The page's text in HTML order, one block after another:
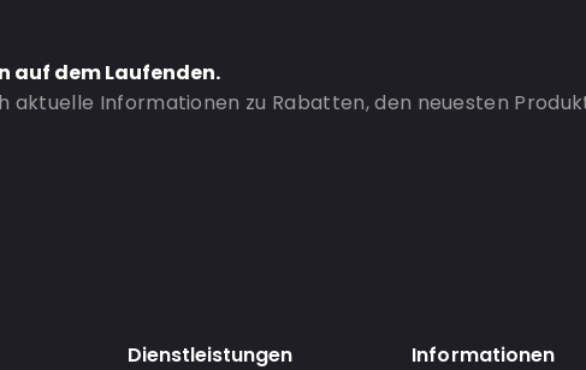
auf dem Laufenden.
aktuelle Informationen zu Rabatten, den neuesten
Dienstleistungen
Informationen